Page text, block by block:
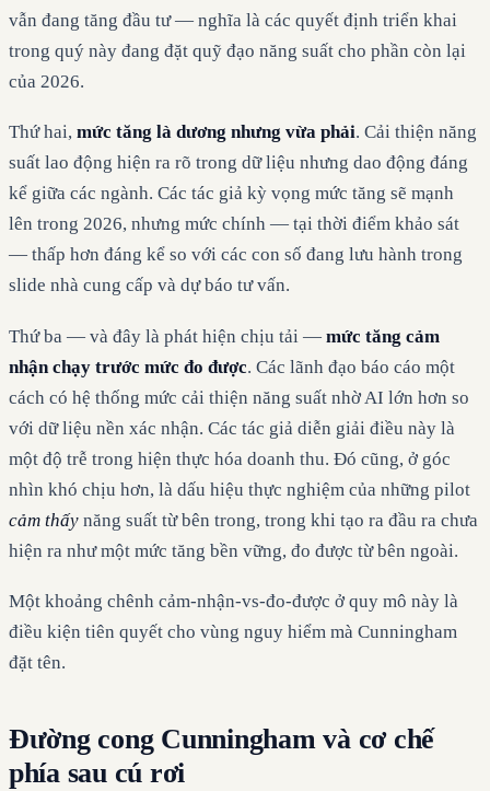
vẫn đang tăng đầu tư — nghĩa là các quyết định triển khai
trong quý này đang đặt quỹ đạo năng suất cho phần còn lại
của 2026.
Thứ hai, mức tăng là dương nhưng vừa phải. Cải thiện năng
suất lao động hiện ra rõ trong dữ liệu nhưng dao động đáng
kể giữa các ngành. Các tác giả kỳ vọng mức tăng sẽ mạnh
lên trong 2026, nhưng mức chính — tại thời điểm khảo sát
— thấp hơn đáng kể so với các con số đang lưu hành trong
slide nhà cung cấp và dự báo tư vấn.
Thứ ba — và đây là phát hiện chịu tải — mức tăng cảm
nhận chạy trước mức đo được. Các lãnh đạo báo cáo một
cách có hệ thống mức cải thiện năng suất nhờ AI lớn hơn so
với dữ liệu nền xác nhận. Các tác giả diễn giải điều này là
một độ trễ trong hiện thực hóa doanh thu. Đó cũng, ở góc
nhìn khó chịu hơn, là dấu hiệu thực nghiệm của những pilot
cảm thấy năng suất từ bên trong, trong khi tạo ra đầu ra chưa
hiện ra như một mức tăng bền vững, đo được từ bên ngoài.
Một khoảng chênh cảm-nhận-vs-đo-được ở quy mô này là
điều kiện tiên quyết cho vùng nguy hiểm mà Cunningham
đặt tên.
Đường cong Cunningham và cơ chế
phía sau cú rơi